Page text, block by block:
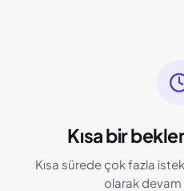
Kısa bir
Kısa sürede çok fazla
olarak devam